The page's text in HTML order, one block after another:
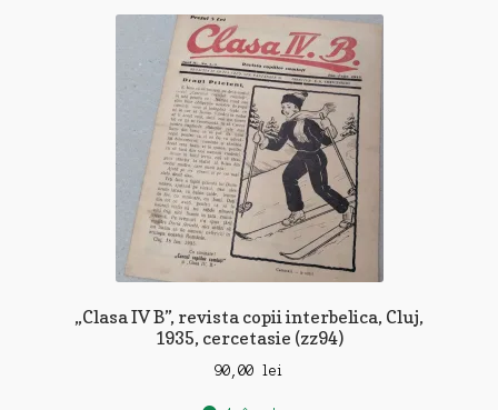
„Clasa IV B”, revista copii interbelica, Cluj,
1935, cercetasie (zz94)
90,00 lei